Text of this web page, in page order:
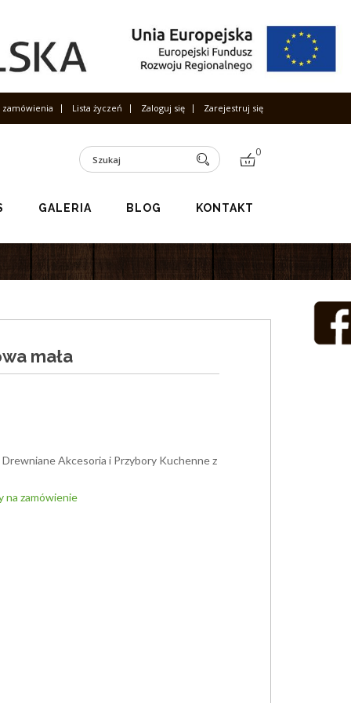
zamówienia Lista życzeń Zaloguj się Zarejestruj się
0
GALERIA BLOG KONTAKT
mała
Drewniane Akcesoria i Przybory Kuchenne z
na zamówienie